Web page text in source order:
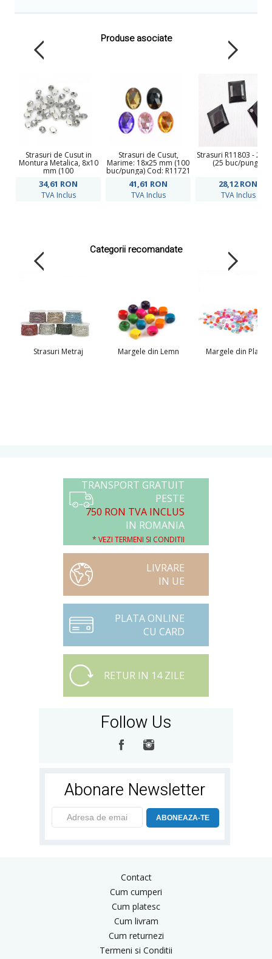
Produse asociate
Strasuri de Cusut in
Montura Metalica, 8x10
mm (100
34,61 RON
TVA Inclus
Strasuri de Cusut,
Marime: 18x25 mm (100
buc/punga) Cod: R11721
41,61 RON
TVA Inclus
Strasuri R11803 - 25
(25 buc/punga)
28,12RON
TVA Inclus
Categorii recomandate
Strasuri Metraj Margele din Lemn Margele din Plastic
TRANSPORT GRATUIT
PESTE
750 RON TVA INCLUS
IN ROMANIA
* VEZI TERMENI SI CONDITII
LIVRARE
IN UE
PLATA ONLINE
CU CARD
RETUR IN 14 ZILE
Follow Us
Abonare Newsletter
ABONEAZA-TE
Contact
Cum cumperi
Cum platesc
Cum livram
Cum returnezi
Termeni si Conditii